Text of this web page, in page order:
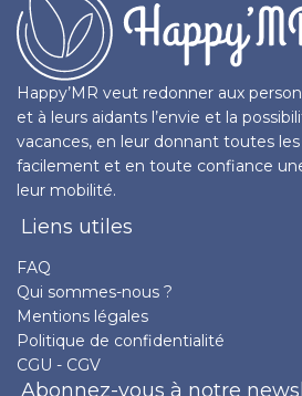
Happy’MR veut redonner aux
et à leurs aidants l’envie et la
vacances, en leur donnant toutes
facilement et en toute confiance
leur mobilité.
Liens utiles
FAQ
Qui sommes-nous ?
Mentions légales
Politique de confidentialité
CGU - CGV
Abonnez-vous à notre